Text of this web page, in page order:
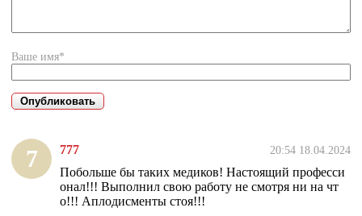
Ваше имя*
7 777 20:54 18.04.2024
Побольше бы таких медиков! Настоящий професси
онал!!! Выполнил свою работу не смотря ни на чт
о!!! Аплодисменты стоя!!!